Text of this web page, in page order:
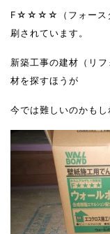
F☆☆☆☆（フォースタ
刷されています。
新築工事の建材（リ
材を探すほうが
今では難しいのかもし